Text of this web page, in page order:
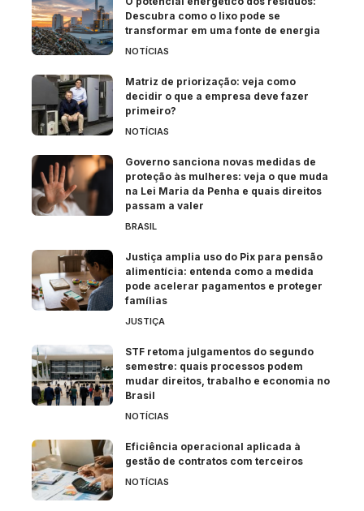
Descubra como o lixo pode se
transformar em uma fonte de energia
NOTÍCIAS
Matriz de priorização: veja como
decidir o que a empresa deve fazer
primeiro?
NOTÍCIAS
Governo sanciona novas medidas de
proteção às mulheres: veja o que muda
na Lei Maria da Penha e quais direitos
passam a valer
BRASIL
Justiça amplia uso do Pix para pensão
alimentícia: entenda como a medida
pode acelerar pagamentos e proteger
famílias
JUSTIÇA
STF retoma julgamentos do segundo
semestre: quais processos podem
mudar direitos, trabalho e economia no
Brasil
NOTÍCIAS
Eficiência operacional aplicada à
gestão de contratos com terceiros
NOTÍCIAS